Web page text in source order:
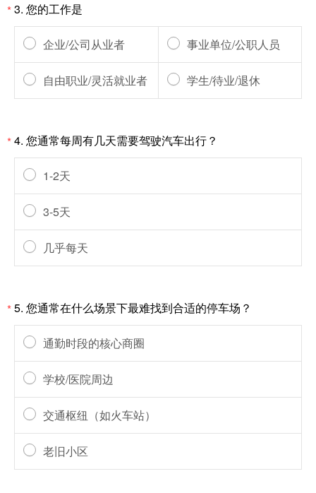
*3. 您的工作是
企业/公司从业者 事业单位/公职人员
自由职业/灵活就业者 学生/待业/退休
*4. 您通常每周有几天需要驾驶汽车出行？
1-2天
3-5天
几乎每天
*5. 您通常在什么场景下最难找到合适的停车场？
通勤时段的核心商圈
学校/医院周边
交通枢纽（如火车站）
老旧小区